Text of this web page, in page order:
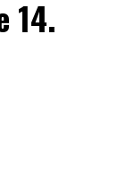
14.